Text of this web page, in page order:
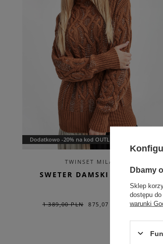
Dodatkowo -20% na kod OUTLET20
TWINSET MILANO
SWETER DAMSKI TWINSET
1 389,00 PLN 875,07 PLN -37%
Dbamy
Sklep
dostępu
warunki